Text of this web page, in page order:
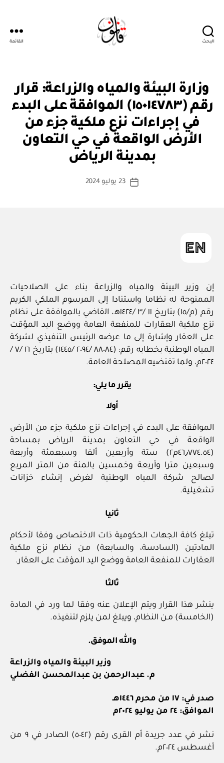
البحث القائمة
التصنيفات
ار
و
وزارة البيئة والمياه والزراعة: قرار
رقم (١٥٠١٤٧٨٣) الموافقة على البدء
في إجراءات نزع ملكية جزء من
الأرض الواقعة في حي التعاون
بمدينة الرياض
كاتب
بو
ا
س
ة
تاريخ
23 يوليو 2024
إن وزير البيئة والمياه والزراعة بناء على الصلاحيات
الممنوحة له نظاما واستنادا إلى المرسوم الملكي الكريم
رقم (م/١٥) بتاريخ ١١ /٣ /١٤٢٤هـ، القاضي بالموافقة على نظام
نزع ملكية العقارات للمنفعة العامة ووضع اليد المؤقت
على العقار وإشارة إلى ما عرضه الرئيس التنفيذي لشركة
المياه الوطنية بخطابه رقم: (٨٨٠٨٤ /٢٠٩٤ /١٤٤٥) بتاريخ ١٦ /٧ /
٢٠٢٤م، ولما تقتضيه المصلحة العامة.
يقرر ما يلي:
أولا
الموافقة على البدء في إجراءات نزع ملكية جزء من الأرض
الواقعة في حي التعاون بمدينة الرياض بمساحة
(٤٦٫٧٧٤.٥٤م٢) ستة وأربعين ألفا وسبعمئة وأربعة
وسبعين مترا وأربعة وخمسين بالمئة من المتر المربع
لصالح شركة المياه الوطنية لغرض إنشاء خزانات
تشغيلية.
ثانيا
تبلغ كافة الجهات الحكومية ذات الاختصاص وفقا لأحكام
المادتين (السادسة، والسابعة) مـن نظام نزع ملكية
العقارات للمنفعة العامة ووضع اليد المؤقت على العقار.
ثالثا
ينشر هذا القرار ويتم الإعلان عنه وفقا لما ورد في المادة
(الخامسة) مـن النظام، ويبلغ لمن يلزم لتنفيذه.
والله الموفق.
وزير البيئة والمياه والزراعة
م. عبدالرحمن بن عبدالمحسن الفضلي
صدر في: ١٧ من محرم ١٤٤٦هـ
الموافق: ٢٤ من يوليو ٢٠٢٤م
نشر في عدد جريدة أم القرى رقم (٥٠٤٢) الصادر في ٩ من
أغسطس ٢٠٢٤م.